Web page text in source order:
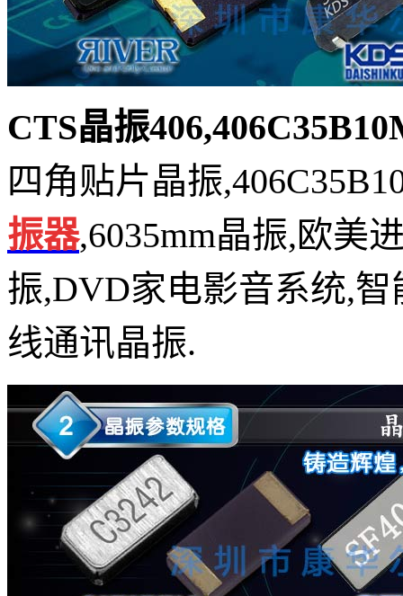
CTS晶振
四角贴片晶振
振器,6035mm晶振,欧美
振,DVD家电影音系统,
线通讯晶振.